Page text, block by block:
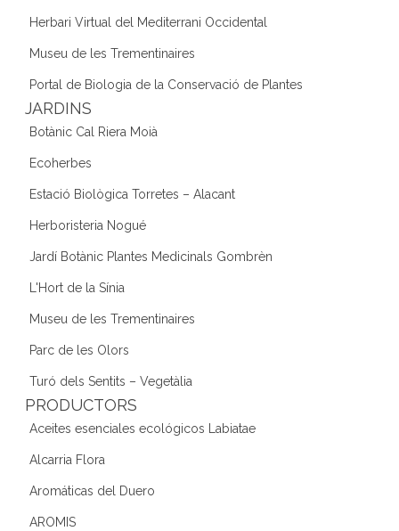
Herbari Virtual del Mediterrani Occidental
Museu de les Trementinaires
Portal de Biologia de la Conservació de Plantes
JARDINS
Botànic Cal Riera Moià
Ecoherbes
Estació Biològica Torretes – Alacant
Herboristeria Nogué
Jardí Botànic Plantes Medicinals Gombrèn
L'Hort de la Sínia
Museu de les Trementinaires
Parc de les Olors
Turó dels Sentits – Vegetàlia
PRODUCTORS
Aceites esenciales ecológicos Labiatae
Alcarria Flora
Aromáticas del Duero
AROMIS